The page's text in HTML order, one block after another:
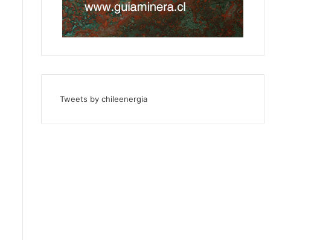
Tweets by chileenergia